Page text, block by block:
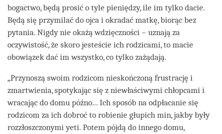
bogactwo, będą prosić o tyle pieniędzy, ile im tylko dacie.
Będą się przymilać do ojca i okradać matkę, biorąc bez
pytania. Nigdy nie okażą wdzięczności – uznają za
oczywistość, że skoro jesteście ich rodzicami, to macie
obowiązek dać im wszystko, co tylko zażądają.
„Przynoszą swoim rodzicom nieskończoną frustrację i
zmartwienia, spotykając się z niewłaściwymi chłopcami i
wracając do domu późno... Ich sposób na odpłacanie się
rodzicom za ich dobroć to robienie głupich min, jakby były
rozzłoszczonymi yeti. Potem pójdą do innego domu,